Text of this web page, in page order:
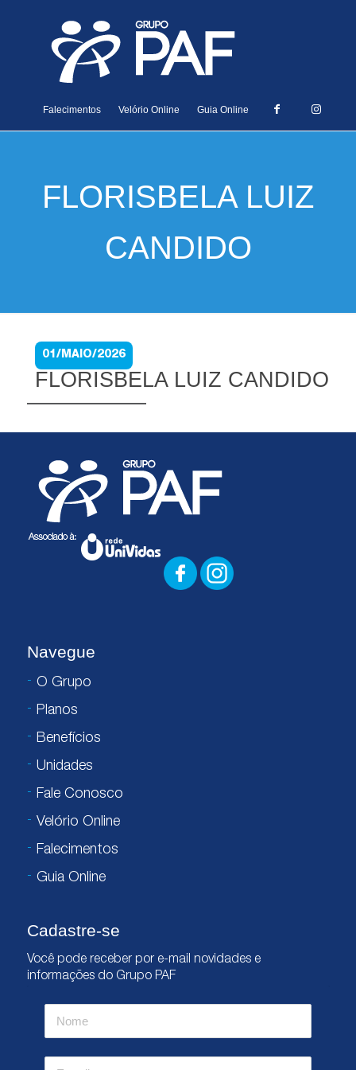
Falecimentos Velório Online Guia Online
FLORISBELA LUIZ
CANDIDO
01/MAIO/2026
FLORISBELA LUIZ CANDIDO
Navegue
O Grupo
Planos
Benefícios
Unidades
Fale Conosco
Velório Online
Falecimentos
Guia Online
Cadastre-se
Você pode receber por e-mail novidades e
informações do Grupo PAF